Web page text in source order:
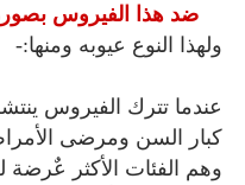
ضد هذا الفيروس
ولهذا النوع عيوبه ومنها:-
عندما تترك الفيروس
كبار السن ومرضى
وهم الفئات الأكثر عٌرضة